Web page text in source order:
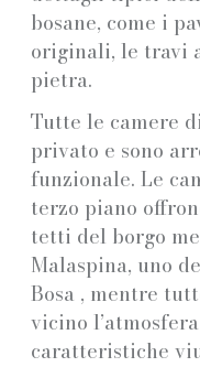
bosane, come i
originali, le travi
pietra.
Tutte le camere
privato e sono
funzionale. Le
terzo piano
tetti del borgo
Malaspina, uno
Bosa , mentre
vicino
caratteristiche